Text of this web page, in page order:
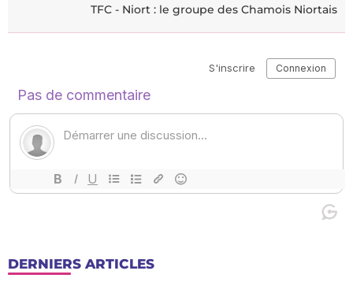
TFC - Niort : le groupe des Chamois Niortais
DERNIERS ARTICLES